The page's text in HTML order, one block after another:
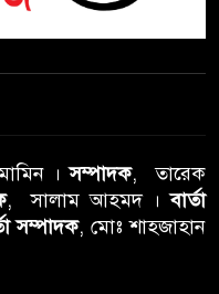
ওপর হামলার
চৌধুরী দ্বিতীয় বারের
হ‍্যামলেটস কাউন্সিলের
।সম্পাদক, তারেক
, সালাম আহমদ ।বার্তা
সম্পাদক, মোঃ শাহজাহান